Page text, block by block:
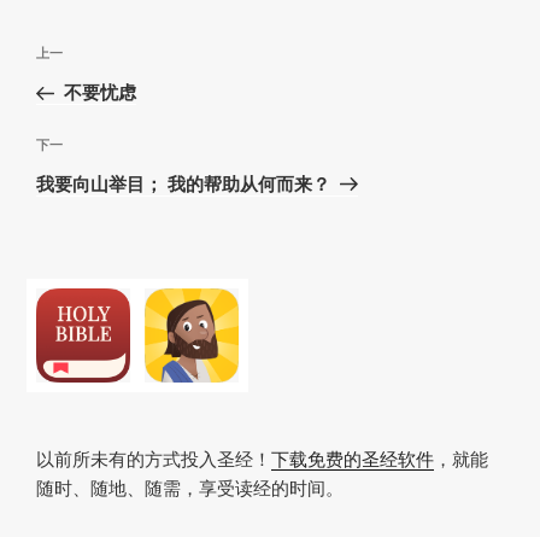
文
导
航
上
一
文
章
上一
不要忧虑
下
一
下一
我要向山举目； 我的帮助从何而来？
以前所未有的方式投入圣经！ 下载免费的圣经软件 ，就能
随时、随地、随需，享受读经的时间。